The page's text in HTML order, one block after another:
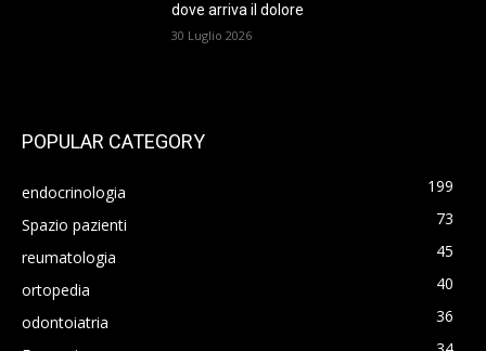
dove arriva il dolore
30 Luglio 2026
POPULAR CATEGORY
endocrinologia
199
Spazio pazienti
73
reumatologia
45
ortopedia
40
odontoiatria
36